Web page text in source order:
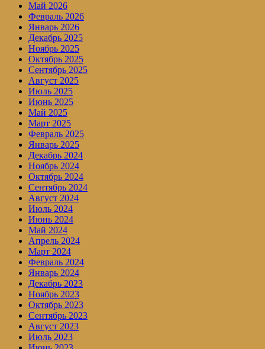
Май 2026
Февраль 2026
Январь 2026
Декабрь 2025
Ноябрь 2025
Октябрь 2025
Сентябрь 2025
Август 2025
Июль 2025
Июнь 2025
Май 2025
Март 2025
Февраль 2025
Январь 2025
Декабрь 2024
Ноябрь 2024
Октябрь 2024
Сентябрь 2024
Август 2024
Июль 2024
Июнь 2024
Май 2024
Апрель 2024
Март 2024
Февраль 2024
Январь 2024
Декабрь 2023
Ноябрь 2023
Октябрь 2023
Сентябрь 2023
Август 2023
Июль 2023